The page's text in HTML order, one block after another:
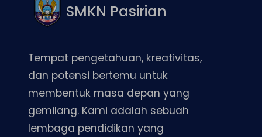
SMKN Pasirian
Tempat pengetahuan, kreativitas,
dan potensi bertemu untuk
membentuk masa depan yang
gemilang. Kami adalah sebuah
lembaga pendidikan yang